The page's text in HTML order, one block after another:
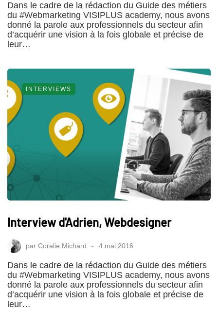
Dans le cadre de la rédaction du Guide des métiers
du #Webmarketing VISIPLUS academy, nous avons
donné la parole aux professionnels du secteur afin
d’acquérir une vision à la fois globale et précise de
leur…
INTERVIEWS
Interview d'Adrien, Webdesigner
par Coralie Michard 4 mai 2016
Dans le cadre de la rédaction du Guide des métiers
du #Webmarketing VISIPLUS academy, nous avons
donné la parole aux professionnels du secteur afin
d’acquérir une vision à la fois globale et précise de
leur…